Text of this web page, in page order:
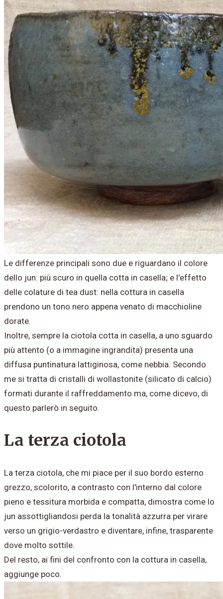
Le differenze principali sono due e riguardano il colore
dello jun: più scuro in quella cotta in casella; e l'effetto
delle colature di tea dust: nella cottura in casella
prendono un tono nero appena venato di macchioline
dorate.
Inoltre, sempre la ciotola cotta in casella, a uno sguardo
più attento (o a immagine ingrandita) presenta una
diffusa puntinatura lattiginosa, come nebbia. Secondo
me si tratta di cristalli di wollastonite (silicato di calcio)
formati durante il raffreddamento ma, come dicevo, di
questo parlerò in seguito.
​La terza ciotola
La terza ciotola, che mi piace per il suo bordo esterno
grezzo, scolorito, a contrasto con l'interno dal colore
pieno e tessitura morbida e compatta, dimostra come lo
jun assottigliandosi perda la tonalità azzurra per virare
verso un grigio-verdastro e diventare, infine, trasparente
dove molto sottile.
Del resto, ai fini del confronto con la cottura in casella,
aggiunge poco.